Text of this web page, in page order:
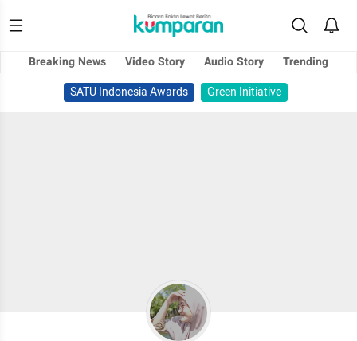
Breaking News Video Story Audio Story
Trending
SATU Indonesia Awards
Green Initiative